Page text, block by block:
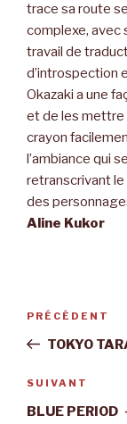
trace sa route
complexe, avec
travail de
d’introspection
Okazaki a une
et de les mettre
crayon
l’ambiance qui
retranscrivant
des
Aline Kukor
Navigation
l’article
Article
précédent
PRÉCÉDENT
TOKYO
Article
suivant
SUIVANT
BLUE PERIOD